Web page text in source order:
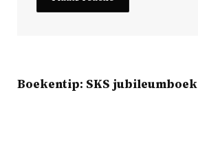
Boekentip: SKS jubileumboek